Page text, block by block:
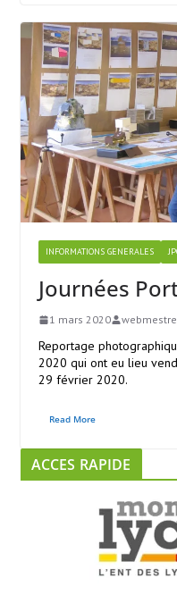
INFORMATIONS GENERALES
Journées
1 mars 2020
Reportage
2020 qui ont eu lieu
29 février 2020.
Read More
ACCES RAPIDE